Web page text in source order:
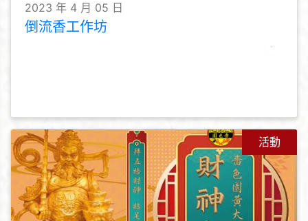
2023 年 4 月 05 日
倒流香工作坊
活動